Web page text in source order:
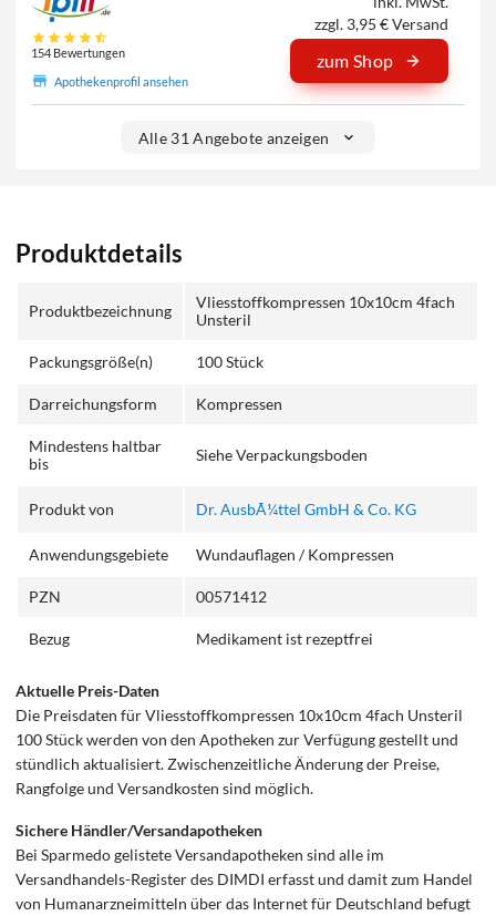
154 Bewertungen
Apothekenprofil ansehen
zzgl. 3,95 € Versand
zum Shop
Alle 31 Angebote anzeigen
Produktdetails
Produktbezeichnung
Vliesstoffkompressen 10x10cm 4fach
Unsteril
Packungsgröße(n) 100 Stück
Darreichungsform Kompressen
Mindestens haltbar
bis
Siehe Verpackungsboden
Produkt von Dr. AusbÃ¼ttel GmbH & Co. KG
Anwendungsgebiete Wundauflagen / Kompressen
PZN 00571412
Bezug Medikament ist rezeptfrei
Aktuelle Preis-Daten
Die Preisdaten für Vliesstoffkompressen 10x10cm 4fach Unsteril
100 Stück werden von den Apotheken zur Verfügung gestellt und
stündlich aktualisiert. Zwischenzeitliche Änderung der Preise,
Rangfolge und Versandkosten sind möglich.
Sichere Händler/Versandapotheken
Bei Sparmedo gelistete Versandapotheken sind alle im
Versandhandels-Register des DIMDI erfasst und damit zum Handel
von Humanarzneimitteln über das Internet für Deutschland befugt